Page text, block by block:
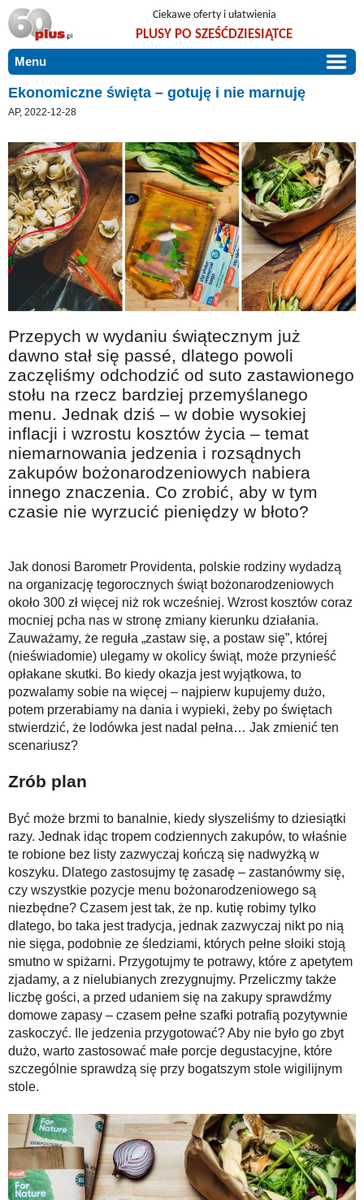
Ciekawe oferty i ułatwienia
PLUSY PO SZEŚĆDZIESIĄTCE
Menu
START
PROMOCJE
ARTYKUŁY
Szczególnie polecamy
Użyteczne porady
Szlachetne zdrowie
Mieszkaj wygodnie i bez barier
Warto wiedzieć!
Taniej, okazyjnie, specjalnie dla 60plus
Na wesoło
Hobby i pasje
Żyj aktywnie
60plus - najcenniejsi klienci
Dobra opieka
Warto naśladować
Smacznie i zdrowo
O finansach i społeczeństwie - edukacja nie tylko dla 60plus
Ciekawe książki
Stop samotności
Z internetem za pan brat
Bezpiecznie i w zgodzie z prawem
DLA BLISKICH
ZGŁOŚ OFERTĘ
O NAS
KONTAKT
Ekonomiczne święta – gotuję i nie marnuję
AP, 2022-12-28
Przepych w wydaniu świątecznym już
dawno stał się passé, dlatego powoli
zaczęliśmy odchodzić od suto zastawionego
stołu na rzecz bardziej przemyślanego
menu. Jednak dziś – w dobie wysokiej
inflacji i wzrostu kosztów życia – temat
niemarnowania jedzenia i rozsądnych
zakupów bożonarodzeniowych nabiera
innego znaczenia. Co zrobić, aby w tym
czasie nie wyrzucić pieniędzy w błoto?
Jak donosi Barometr Providenta, polskie rodziny wydadzą
na organizację tegorocznych świąt bożonarodzeniowych
około 300 zł więcej niż rok wcześniej. Wzrost kosztów coraz
mocniej pcha nas w stronę zmiany kierunku działania.
Zauważamy, że reguła „zastaw się, a postaw się”, której
(nieświadomie) ulegamy w okolicy świąt, może przynieść
opłakane skutki. Bo kiedy okazja jest wyjątkowa, to
pozwalamy sobie na więcej – najpierw kupujemy dużo,
potem przerabiamy na dania i wypieki, żeby po świętach
stwierdzić, że lodówka jest nadal pełna… Jak zmienić ten
scenariusz?
Zrób plan
Być może brzmi to banalnie, kiedy słyszeliśmy to dziesiątki
razy. Jednak idąc tropem codziennych zakupów, to właśnie
te robione bez listy zazwyczaj kończą się nadwyżką w
koszyku. Dlatego zastosujmy tę zasadę – zastanówmy się,
czy wszystkie pozycje menu bożonarodzeniowego są
niezbędne? Czasem jest tak, że np. kutię robimy tylko
dlatego, bo taka jest tradycja, jednak zazwyczaj nikt po nią
nie sięga, podobnie ze śledziami, których pełne słoiki stoją
smutno w spiżarni. Przygotujmy te potrawy, które z apetytem
zjadamy, a z nielubianych zrezygnujmy. Przeliczmy także
liczbę gości, a przed udaniem się na zakupy sprawdźmy
domowe zapasy – czasem pełne szafki potrafią pozytywnie
zaskoczyć. Ile jedzenia przygotować? Aby nie było go zbyt
dużo, warto zastosować małe porcje degustacyjne, które
szczególnie sprawdzą się przy bogatszym stole wigilijnym
stole.